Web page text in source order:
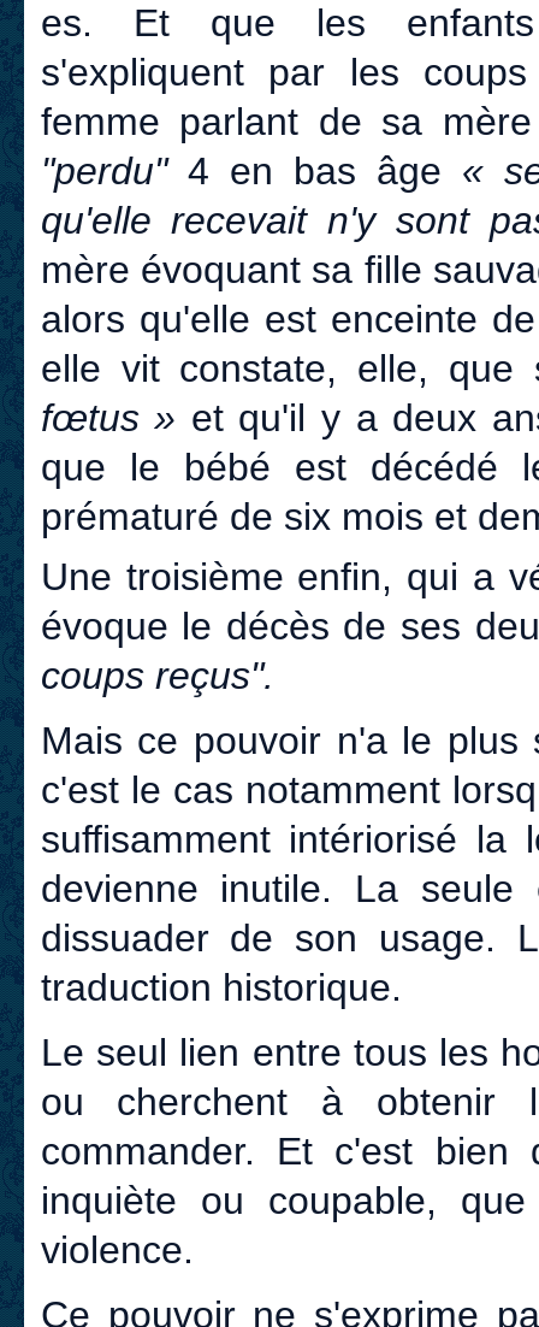
es. Et que les enfants
s'expliquent par les
femme parlant de sa
"perdu" 4 en bas âge «
qu'elle recevait n'y sont
mère évoquant sa fille
alors qu'elle est enceinte
elle vit constate, elle,
fœtus » et qu'il y a deux
que le bébé est décédé
prématuré de six mois et
Une troisième enfin, qui a
évoque le décès de ses
coups reçus".
Mais ce pouvoir n'a le
c'est le cas notamment
suffisamment intériorisé la
devienne inutile. La
dissuader de son usage.
traduction historique.
Le seul lien entre tous les
ou cherchent à obtenir
commander. Et c'est bien
inquiète ou coupable,
violence.
Ce pouvoir ne s'exprime